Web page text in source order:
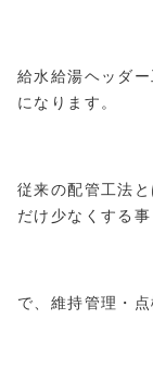
給水給湯ヘッダ
になります。
従来の配管工法
だけ少なくする事
で、維持管理・